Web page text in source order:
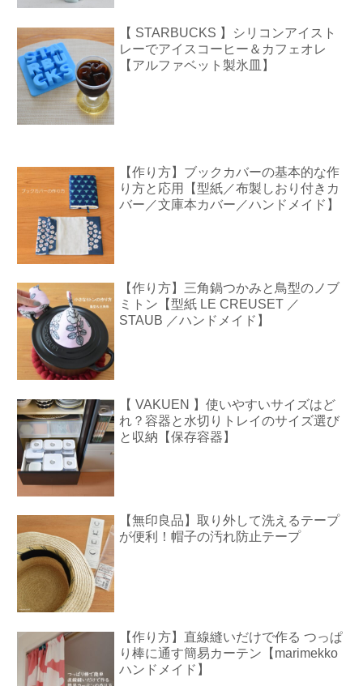
【 STARBUCKS 】シリコンアイスト
レーでアイスコーヒー＆カフェオレ
【アルファベット製氷皿】
【作り方】ブックカバーの基本的な作
り方と応用【型紙／布製しおり付きカ
バー／文庫本カバー／ハンドメイド】
【作り方】三角鍋つかみと鳥型のノブ
ミトン【型紙 LE CREUSET ／
STAUB ／ハンドメイド】
【 VAKUEN 】使いやすいサイズはど
れ？容器と水切りトレイのサイズ選び
と収納【保存容器】
【無印良品】取り外して洗えるテープ
が便利！帽子の汚れ防止テープ
【作り方】直線縫いだけで作る つっぱ
り棒に通す簡易カーテン【marimekko
ハンドメイド】